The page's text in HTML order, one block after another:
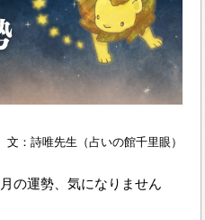
文：詩唯先生（占いの館千里眼）
の運勢、気になりません